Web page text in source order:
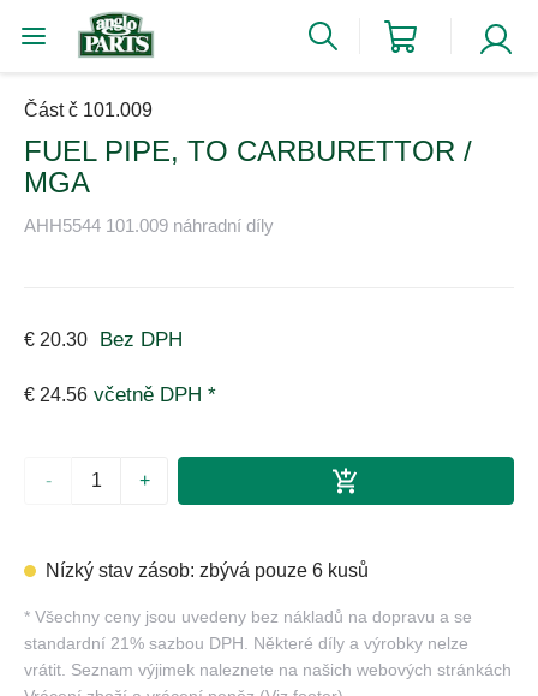
Část č 101.009
FUEL PIPE, TO CARBURETTOR /
MGA
AHH5544 101.009 náhradní díly
€ 20.30 Bez DPH
€ 24.56 včetně DPH *
- +
Nízký stav zásob: zbývá pouze 6 kusů
* Všechny ceny jsou uvedeny bez nákladů na dopravu a se
standardní 21% sazbou DPH. Některé díly a výrobky nelze
vrátit. Seznam výjimek naleznete na našich webových stránkách